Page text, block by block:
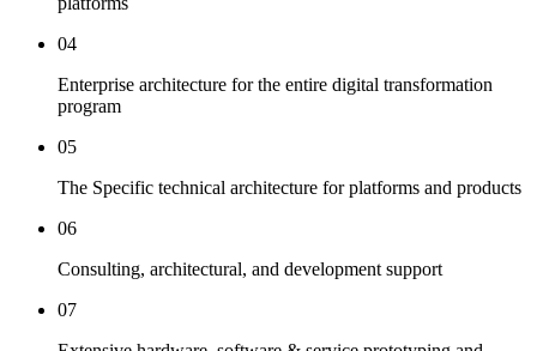
04
Enterprise architecture for the entire digital transformation
program
05
The Specific technical architecture for platforms and products
06
Consulting, architectural, and development support
07